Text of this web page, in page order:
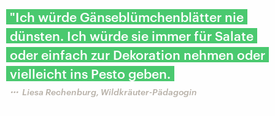
"Ich würde Gänseblümchenblätter nie
dünsten. Ich würde sie immer für Salate
oder einfach zur Dekoration nehmen oder
vielleicht ins Pesto geben.
Liesa Rechenburg, Wildkräuter-Pädagogin